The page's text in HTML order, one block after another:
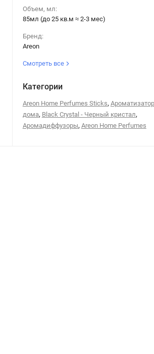
Объем, мл:
85мл (до 25 кв.м ≈ 2-3 мес)
Бренд:
Areon
Смотреть все
Категории
Areon Home Perfumes Sticks,
дома, Black Crystal - Черный кристал,
Аромадиффузоры, Areon Home Perfumes